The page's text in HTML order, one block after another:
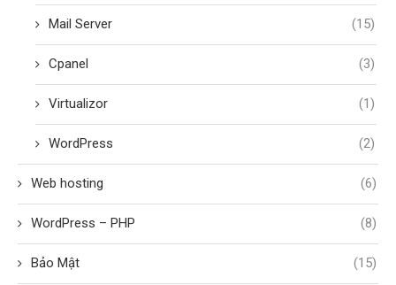
Mail Server (15)
Cpanel (3)
Virtualizor (1)
WordPress (2)
Web hosting (6)
WordPress – PHP (8)
Bảo Mật (15)